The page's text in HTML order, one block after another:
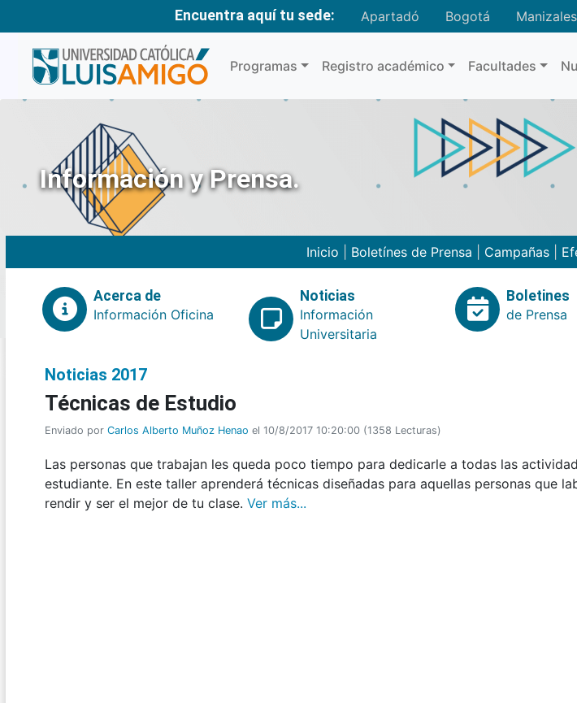
Encuentra aquí tu sede: Apartadó Bogotá Manizales
Programas Registro académico Facultades
Información y Prensa.
Inicio Boletínes de Prensa Campañas
Acerca de
Información Oficina
Noticias
Información
Universitaria
Boletines
de Prensa
Noticias 2017
Técnicas de Estudio
Enviado por Carlos Alberto Muñoz Henao el 10/8/2017 10:20:00 (1358 Lecturas)
Las personas que trabajan les queda poco tiempo para dedicarle a todas las
estudiante. En este taller aprenderá técnicas diseñadas para aquellas personas que
rendir y ser el mejor de tu clase. Ver más...